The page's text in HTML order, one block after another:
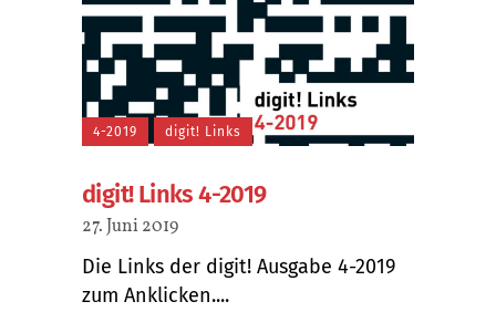
4-2019 digit! Links
digit! Links 4-2019
27. Juni 2019
Die Links der digit! Ausgabe 4-2019
zum Anklicken....